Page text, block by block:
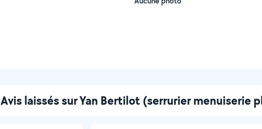
Avis laissés sur Yan Bertilot (serrurier menuiserie